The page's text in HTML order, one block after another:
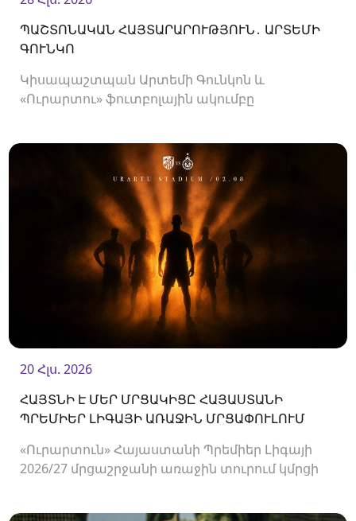
ՊԱՇՏՈՆԱԿԱՆ ՀԱՅՏԱՐԱՐՈՒԹՅՈՒՆ․ ԱՐՏԵՄԻ
ԳՈՒՆԿՈ
Կիսապաշտպան Արտեմի Գունկոն և
«Ուրարտու» ֆուտբոլային ակումբը
20 Հլս. 2026
ՀԱՅՏՆԻ Է ՄԵՐ ՄՐՑԱԿԻՑԸ ՀԱՅԱՍՏԱՆԻ
ՊՐԵՄԻԵՐ ԼԻԳԱՅԻ ԱՌԱՋԻՆ ՄՐՑԱՓՈՒԼՈՒՄ
«Ուրարտուն» Հայաստանի Պրեմիեր Լիգայի
2026/27 մրցաշրջանի առաջին տուրում կմրցի